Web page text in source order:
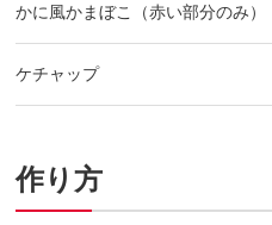
かに風かまぼこ（赤い部分のみ）
ケチャップ
作り方